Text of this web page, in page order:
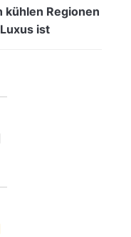
kühlen Regionen
ist